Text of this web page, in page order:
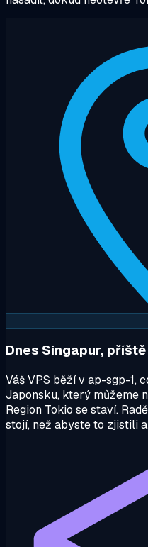
Dnes Singapur,
Váš VPS běží v ap-sgp-1,
Japonsku, který můžeme
Region Tokio se staví.
stojí, než abyste to zjistili